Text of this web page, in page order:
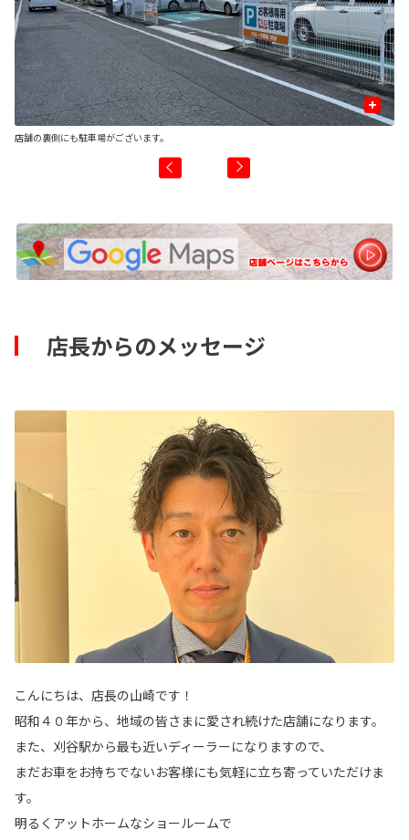
+
店舗の裏側にも駐車場がございます。
店長からのメッセージ
こんにちは、店長の山崎です！
昭和４０年から、地域の皆さまに愛され続けた店舗になります。
また、刈谷駅から最も近いディーラーになりますので、
まだお車をお持ちでないお客様にも気軽に立ち寄っていただけま
す。
明るくアットホームなショールームで